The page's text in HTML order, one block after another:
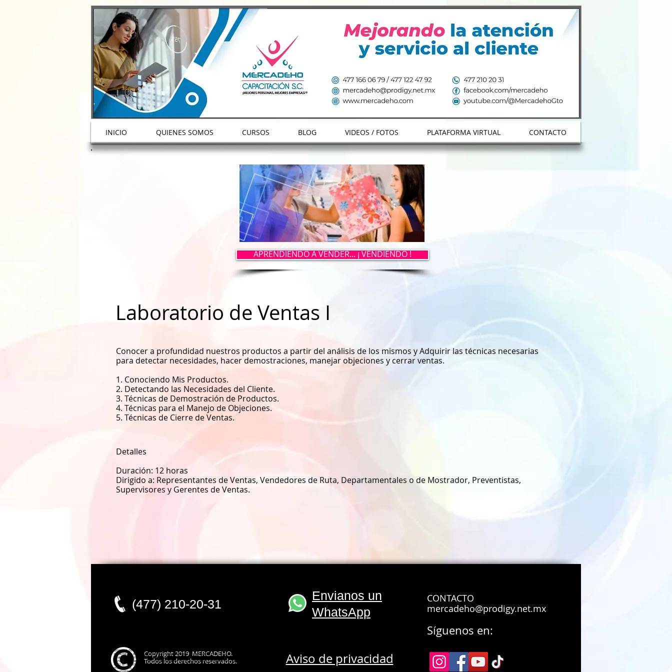
Envianos Whatsapp
INICIO QUIENES SOMOS CURSOS BLOG VIDEOS / FOTOS PLATAFORMA VIRTUAL CONTACTO
APRENDIENDO A VENDER... ¡ VENDIENDO !
Laboratorio de Ventas I
Conocer a profundidad nuestros productos a partir del análisis de los mismos y Adquirir las técnicas necesarias
para detectar necesidades, hacer demostraciones, manejar objeciones y cerrar ventas.
1. Conociendo Mis Productos.
2. Detectando las Necesidades del Cliente.
3. Técnicas de Demostración de Productos.
4. Técnicas para el Manejo de Objeciones.
5. Técnicas de Cierre de Ventas.
Detalles
Duración: 12 horas
Dirigido a: Representantes de Ventas, Vendedores de Ruta, Departamentales o de Mostrador, Preventistas,
Supervisores y Gerentes de Ventas.
(477) 210-20-31
Envianos un
WhatsApp
CONTACTO
mercadeho@prodigy.net.mx
Síguenos en:
Copyright 2019 MERCADEHO.
Todos los derechos reservados.
empresas de capacitacion, capacitacion laboral, capacitacion empresarial, cursos de capacitacion en leon, cursos de
capacitacion en guanajuato, cursos de capacitacion en queretaro, cursos de capacitacion en celaya, cursos de capacitacion en
salamanca, cursos de capacitacion en san luis potosi, capacitacion en gto, capacitacion cursos, cursos de capacitacion en gto,
cursos de capacitacion en jalisco, cursos de ventas, curso ventas, conferencistas, conferencista, instructores, crecer mi negocio,
exito en mi empresa, exito en mi negocio, como aumentar ventas, como aumentar mis ventas, aumentar clientes, como vender
mas, talleres, cursos y seminarios, seminarios, capacitacion en mexico, capacitacion para mi empresa, conferencias, charlas,
Aviso de privacidad